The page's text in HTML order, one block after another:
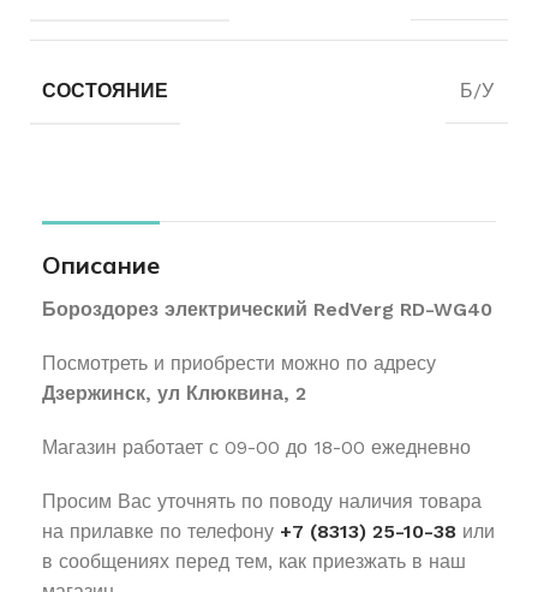
СОСТОЯНИЕ Б/У
Описание
Бороздорез электрический RedVerg RD-WG40
Посмотреть и приобрести можно по адресу
Дзержинск, ул Клюквина, 2
Магазин работает с 09-00 до 18-00 ежедневно
Просим Вас уточнять по поводу наличия товара
на прилавке по телефону +7 (8313) 25-10-38 или
в сообщениях перед тем, как приезжать в наш